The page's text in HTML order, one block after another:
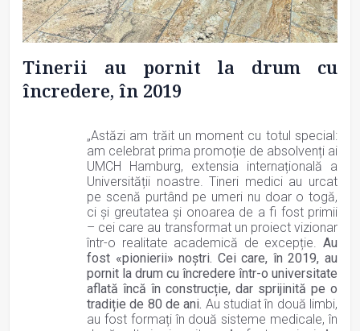
Tinerii au pornit la drum cu
încredere, în 2019
„Astăzi am trăit un moment cu totul special:
am celebrat prima promoție de absolvenți ai
UMCH Hamburg, extensia internațională a
Universității noastre. Tineri medici au urcat
pe scenă purtând pe umeri nu doar o togă,
ci și greutatea și onoarea de a fi fost primii
– cei care au transformat un proiect vizionar
într-o realitate academică de excepție.
Au
fost «pionierii» noștri. Cei care, în 2019, au
pornit la drum cu încredere într-o universitate
aflată încă în construcție, dar sprijinită pe o
tradiție de 80 de ani. Au studiat în două limbi,
au fost formați în două sisteme medicale, în